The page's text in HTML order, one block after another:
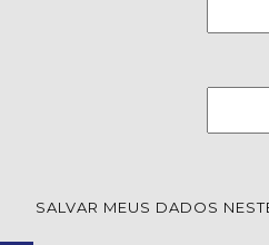
SALVAR MEUS DADOS